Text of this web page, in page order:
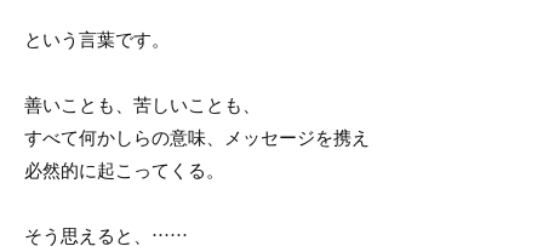
という言葉です。
善いことも、苦しいことも、
すべて何かしらの意味、メッセージを携え
必然的に起こってくる。
そう思えると、……